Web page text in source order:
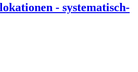
- systematisch-